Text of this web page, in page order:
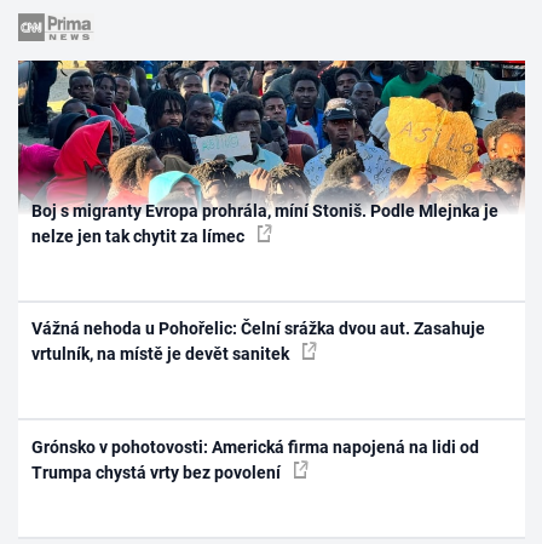
Boj s migranty Evropa prohrála, míní Stoniš. Podle Mlejnka je
nelze jen tak chytit za límec
Vážná nehoda u Pohořelic: Čelní srážka dvou aut. Zasahuje
vrtulník, na místě je devět sanitek
Grónsko v pohotovosti: Americká firma napojená na lidi od
Trumpa chystá vrty bez povolení